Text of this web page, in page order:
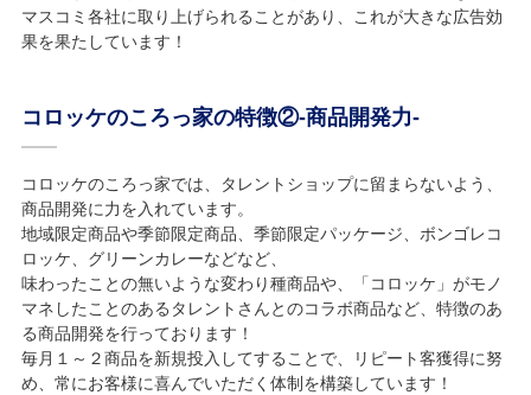
マスコミ各社に取り上げられることがあり、これが大きな広告効
果を果たしています！
コロッケのころっ家の特徴②-商品開発力-
コロッケのころっ家では、タレントショップに留まらないよう、
商品開発に力を入れています。
地域限定商品や季節限定商品、季節限定パッケージ、ボンゴレコ
ロッケ、グリーンカレーなどなど、
味わったことの無いような変わり種商品や、「コロッケ」がモノ
マネしたことのあるタレントさんとのコラボ商品など、特徴のあ
る商品開発を行っております！
毎月１～２商品を新規投入してすることで、リピート客獲得に努
め、常にお客様に喜んでいただく体制を構築しています！